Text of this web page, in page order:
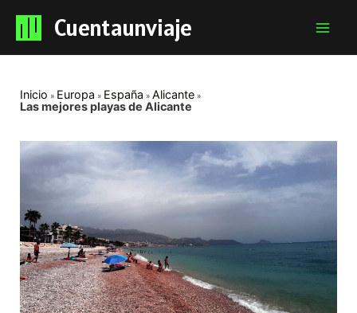
Cuentaunviaje
Inicio Europa España
Alicante
Las mejores playas de Alicante